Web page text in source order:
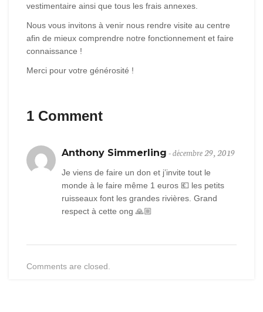
vestimentaire ainsi que tous les frais annexes.
Nous vous invitons à venir nous rendre visite au centre
afin de mieux comprendre notre fonctionnement et faire
connaissance !
Merci pour votre générosité !
1 Comment
Anthony Simmerling - décembre 29, 2019
Je viens de faire un don et j’invite tout le
monde à le faire même 1 euros 💶 les petits
ruisseaux font les grandes rivières. Grand
respect à cette ong 🙏🏼
Comments are closed.